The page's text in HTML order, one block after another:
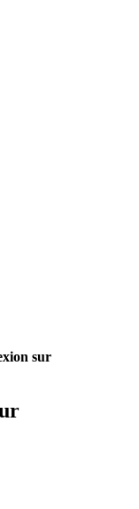
sur